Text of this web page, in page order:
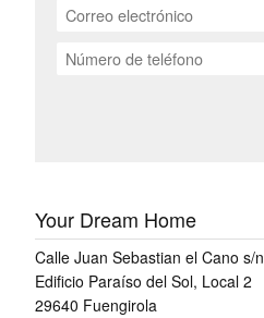
Your Dream Home
Calle Juan Sebastian el Cano s/n
Edificio Paraíso del Sol, Local 2
29640 Fuengirola